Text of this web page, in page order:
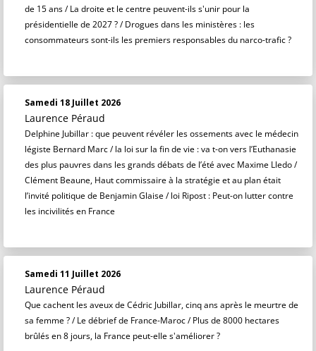
de 15 ans / La droite et le centre peuvent-ils s'unir pour la
présidentielle de 2027 ? / Drogues dans les ministères : les
consommateurs sont-ils les premiers responsables du narco-trafic ?
Samedi 18 Juillet 2026
Laurence Péraud
Delphine Jubillar : que peuvent révéler les ossements avec le médecin
légiste Bernard Marc / la loi sur la fin de vie : va t-on vers l’Euthanasie
des plus pauvres dans les grands débats de l’été avec Maxime Lledo /
Clément Beaune, Haut commissaire à la stratégie et au plan était
l’invité politique de Benjamin Glaise / loi Ripost : Peut-on lutter contre
les incivilités en France
Samedi 11 Juillet 2026
Laurence Péraud
Que cachent les aveux de Cédric Jubillar, cinq ans après le meurtre de
sa femme ? / Le débrief de France-Maroc / Plus de 8000 hectares
brûlés en 8 jours, la France peut-elle s'améliorer ?